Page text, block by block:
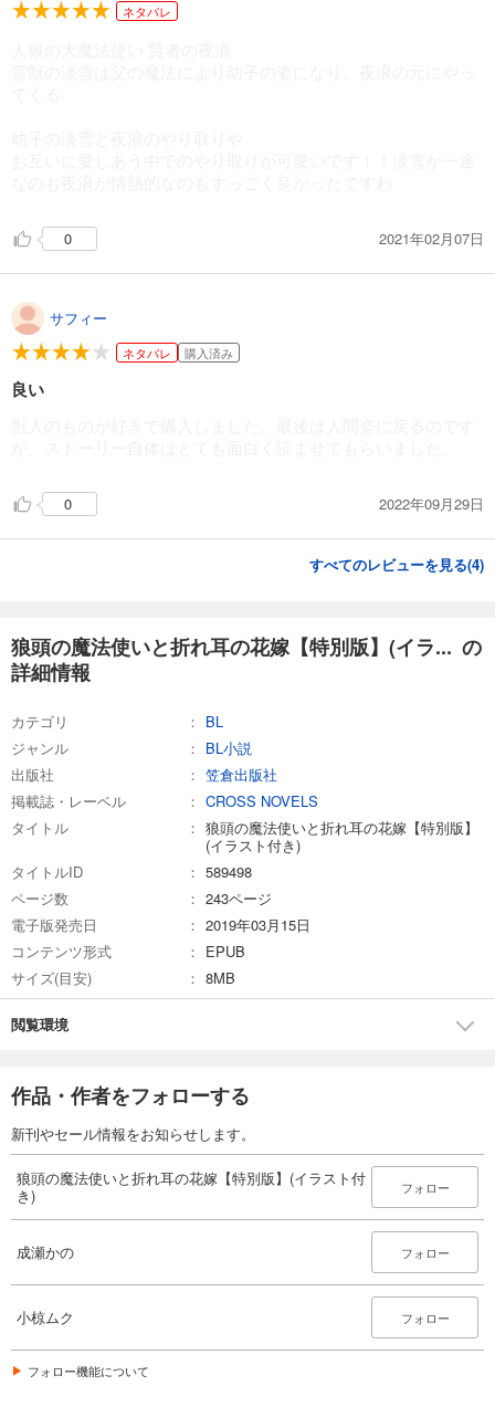
ネタバレ
0 2021年02月07日
サフィー
ネタバレ 購入済み
良い
0 2022年09月29日
すべてのレビューを見る(4)
狼頭の魔法使いと折れ耳の花嫁【特別版】(イラ... の
詳細情報
カテゴリ
BL
ジャンル
BL小説
出版社
笠倉出版社
掲載誌・レーベル
CROSS NOVELS
タイトル
狼頭の魔法使いと折れ耳の花嫁【特別版】
(イラスト付き)
タイトルID
589498
ページ数
243ページ
電子版発売日
2019年03月15日
コンテンツ形式
EPUB
サイズ(目安)
8MB
閲覧環境
作品・作者をフォローする
新刊やセール情報をお知らせします。
狼頭の魔法使いと折れ耳の花嫁【特別版】(イラスト付
き)
フォロー
成瀬かの フォロー
小椋ムク フォロー
フォロー機能について